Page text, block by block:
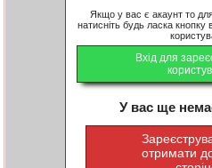
Якщо у вас є акаунт то
натисніть будь ласка кнопку
Вхід для
У вас ще
отримати